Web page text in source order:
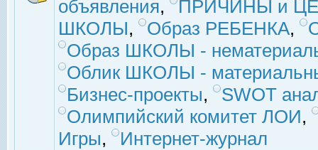
объявления,
ПРИЧИНЫ и
ШКОЛЫ, Образ РЕБЕНКА,
Образ ШКОЛЫ -
Облик ШКОЛЫ -
Бизнес-проекты,
SWOT
Олимпийский комитет ЛОИ,
Игры, Интернет-журнал